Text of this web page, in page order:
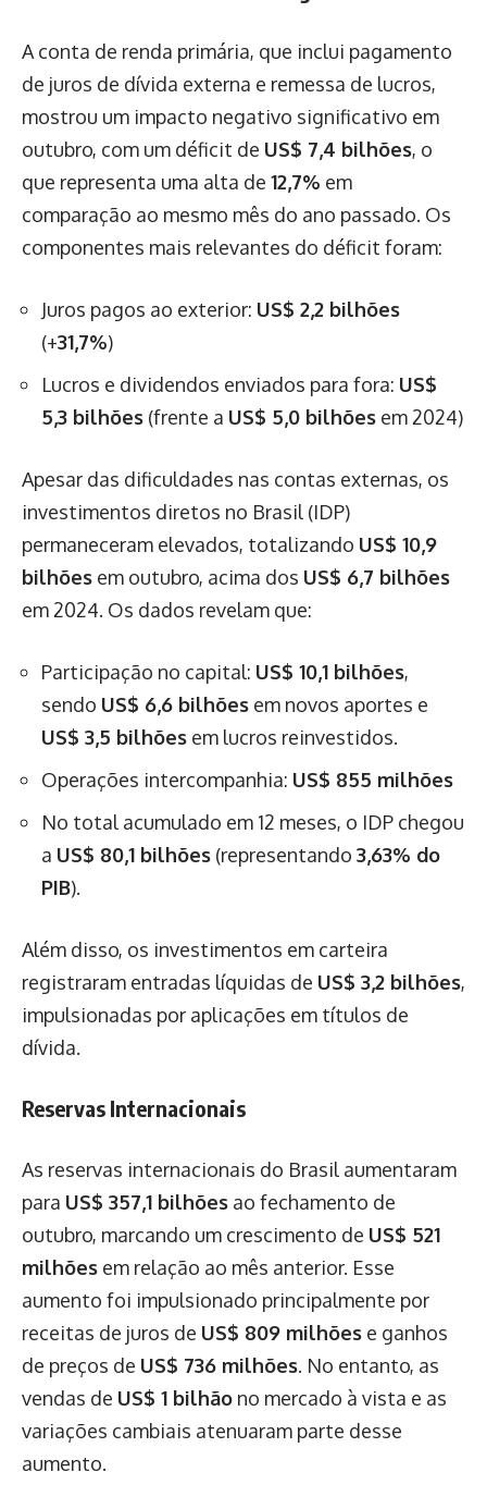
A conta de renda primária, que inclui pagamento
de juros de dívida externa e remessa de lucros,
mostrou um impacto negativo significativo em
outubro, com um déficit de US$ 7,4 bilhões, o
que representa uma alta de 12,7% em
comparação ao mesmo mês do ano passado. Os
componentes mais relevantes do déficit foram:
Juros pagos ao exterior: US$ 2,2 bilhões
(+31,7%)
Lucros e dividendos enviados para fora: US$
5,3 bilhões (frente a US$ 5,0 bilhões em 2024)
Apesar das dificuldades nas contas externas, os
investimentos diretos no Brasil (IDP)
permaneceram elevados, totalizando US$ 10,9
bilhões em outubro, acima dos US$ 6,7 bilhões
em 2024. Os dados revelam que:
Participação no capital: US$ 10,1 bilhões,
sendo US$ 6,6 bilhões em novos aportes e
US$ 3,5 bilhões em lucros reinvestidos.
Operações intercompanhia: US$ 855 milhões
No total acumulado em 12 meses, o IDP chegou
a US$ 80,1 bilhões (representando 3,63% do
PIB).
Além disso, os investimentos em carteira
registraram entradas líquidas de US$ 3,2 bilhões,
impulsionadas por aplicações em títulos de
dívida.
Reservas Internacionais
As reservas internacionais do Brasil aumentaram
para US$ 357,1 bilhões ao fechamento de
outubro, marcando um crescimento de US$ 521
milhões em relação ao mês anterior. Esse
aumento foi impulsionado principalmente por
receitas de juros de US$ 809 milhões e ganhos
de preços de US$ 736 milhões. No entanto, as
vendas de US$ 1 bilhão no mercado à vista e as
variações cambiais atenuaram parte desse
aumento.